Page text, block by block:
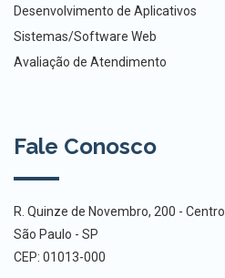
Desenvolvimento de Aplicativos
Sistemas/Software Web
Avaliação de Atendimento
Fale Conosco
R. Quinze de Novembro, 200 - Centro
São Paulo - SP
CEP: 01013-000